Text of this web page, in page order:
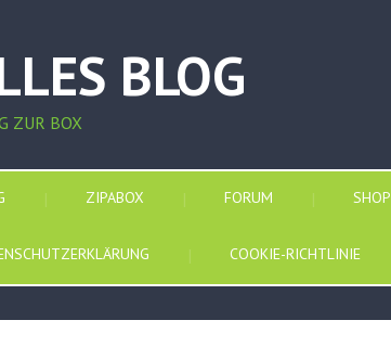
BLOG
ZUR BOX
ZIPABOX FORUM SHOP
COOKIE-RICHTLINIE